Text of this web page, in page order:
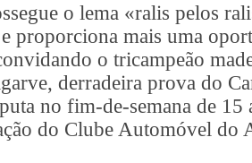
o lema «ralis pelos
proporciona mais uma
o tricampeão
derradeira prova do
no fim-de-semana de 15
do Clube Automóvel do